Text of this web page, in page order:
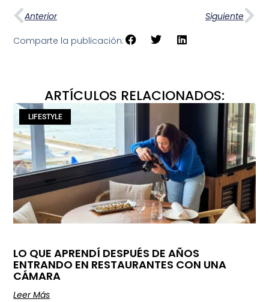
Anterior Siguiente
Comparte la publicación:
ARTÍCULOS RELACIONADOS:
LIFESTYLE
LO QUE APRENDÍ DESPUÉS DE AÑOS
ENTRANDO EN RESTAURANTES CON UNA
CÁMARA
Leer Más